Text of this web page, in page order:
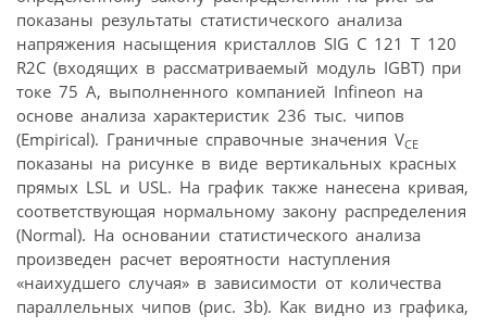
показаны результаты статистического анализа
напряжения насыщения кристаллов SIG C 121 T 120
R2C (входящих в рассматриваемый модуль IGBT) при
токе 75 А, выполненного компанией Infineon на
основе анализа характеристик 236 тыс. чипов
(Empirical). Граничные справочные значения VCE
показаны на рисунке в виде вертикальных красных
прямых LSL и USL. На график также нанесена кривая,
соответствующая нормальному закону распределения
(Normal). На основании статистического анализа
произведен расчет вероятности наступления
«наихудшего случая» в зависимости от количества
параллельных чипов (рис. 3b). Как видно из графика,